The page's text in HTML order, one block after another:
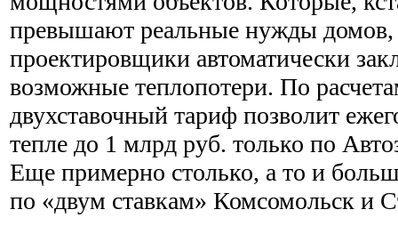
превышают реальные нужды домов,
проектировщики автоматически
возможные теплопотери. По
двухставочный тариф позволит
тепле до 1 млрд руб. только по
Еще примерно столько, а то и
по «двум ставкам» Комсомольск и